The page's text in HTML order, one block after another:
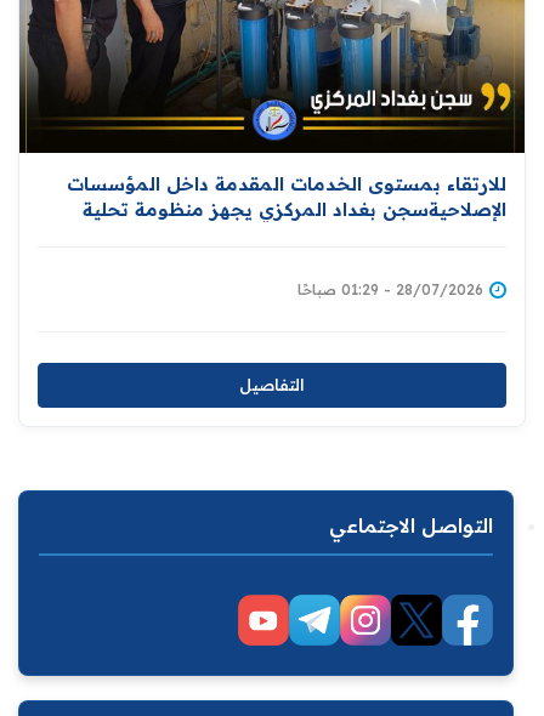
للارتقاء بمستوى الخدمات المقدمة داخل المؤسسات
الإصلاحيةسجن بغداد المركزي يجهز منظومة تحلية
28/07/2026 - 01:29 صباحًا
التفاصيل
التواصل الاجتماعي